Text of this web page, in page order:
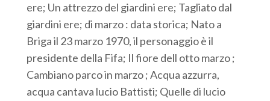
ere; Un attrezzo del giardini ere; Tagliato dal
giardini ere; di marzo : data storica; Nato a
Briga il 23 marzo 1970, il personaggio è il
presidente della Fifa; Il fiore dell otto marzo ;
Cambiano parco in marzo ; Acqua azzurra,
acqua cantava lucio Battisti; Quelle di lucio